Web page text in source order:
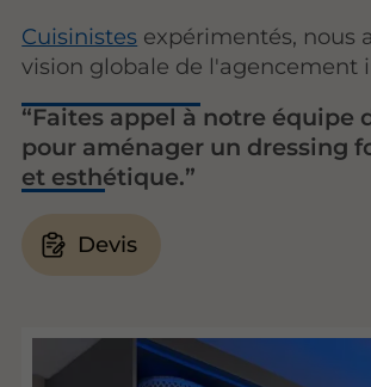
Cuisinistes expérimentés, nous
vision globale de l'agencement
Faites appel à notre équipe
pour aménager un dressing
et esthétique.
Devis